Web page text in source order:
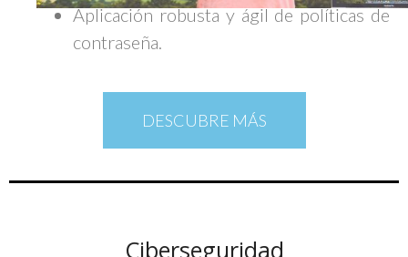
Aplicación robusta y ágil de políticas de
contraseña.
DESCUBRE MÁS
Ciberseguridad